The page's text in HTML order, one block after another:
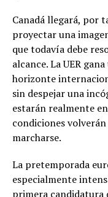
Canadá llegará, por
proyectar una
que todavía debe
alcance. La UER
horizonte
sin despejar una
estarán realmente
condiciones
marcharse.
La pretemporada
especialmente
primera candidatura